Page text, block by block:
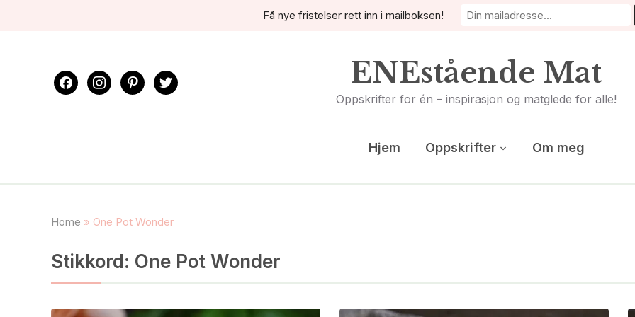
facebookinstagrampinterest
twitter ENEstående Mat
Oppskrifter for én – inspirasjon og matglede for alle!
Hjem Oppskrifter Om meg
Home » One Pot Wonder
Stikkord: One Pot Wonder
Få nye fristelser rett inn i mailboksen!